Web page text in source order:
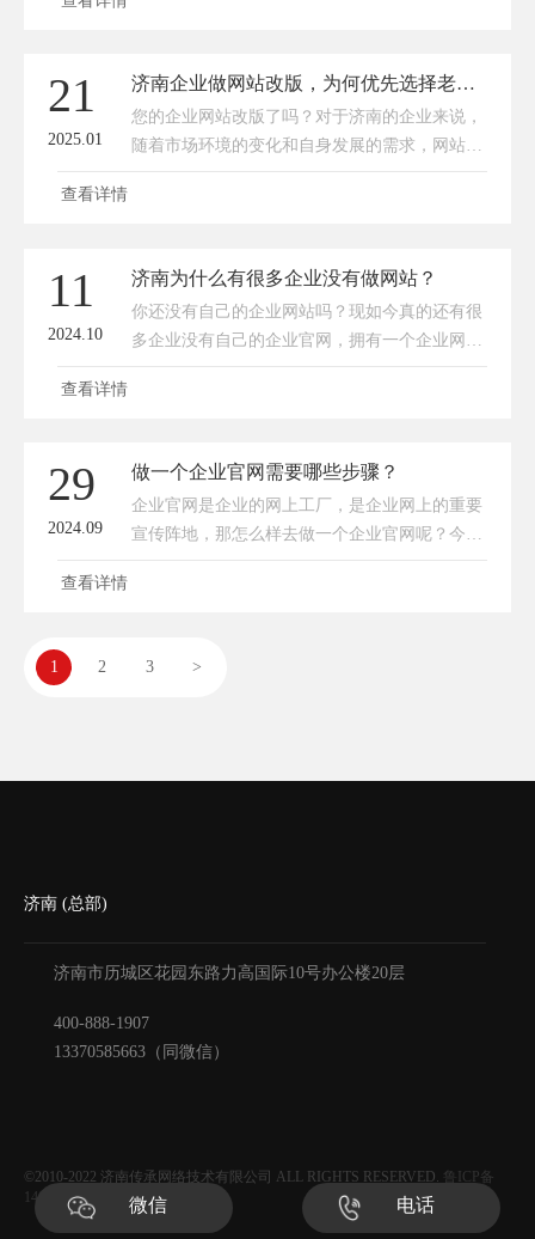
宜，实则暗藏隐患千篇一律的设计模板网站最大
的特点就是套用现成的模板，这就导致了网站在
设计上缺乏独特性。在济南，如果你选择模板网
21
2025.01
济南企业做网站改版，为何优先选择老牌建站公司？
您的企业网站改版了吗？对于济南的企业来说，
随着市场环境的变化和自身发展的需求，网站改
版成为了必然。然而，在选择建站公司进行改版
累老牌建站公司在行业中摸爬滚打多年，经手过
各类不同行业、不同规模企业的网站建设与改版
项目。他们对各种网站架构、功能需求有着深刻
查看详情
11
2024.10
济南为什么有很多企业没有做网站？
你还没有自己的企业网站吗？现如今真的还有很
多企业没有自己的企业官网，拥有一个企业网站
似乎已经成为了企业发展的标配。然而，在济南
业来说，建立和维护一个网站需要一定的成本。
包括域名注册、服务器租赁、网站设计与开发费
用等。这些前期投入对于资金有限的小企业来说
查看详情
29
2024.09
做一个企业官网需要哪些步骤？
企业官网是企业的网上工厂，是企业网上的重要
宣传阵地，那怎么样去做一个企业官网呢？今天
葱哥就和大家一起聊聊，做一个企业官网都需要
站。如果是为了在网上销售产品，那就需要一个
查看详情
1 2 3 >
济南 (总部)
济南市历城区花园东路力高国际10号办公楼20层
400-888-1907
13370585663（同微信）
©2010-2022 济南传承网络技术有限公司 ALL RIGHTS RESERVED. 鲁ICP备
14030534号-1
微信 电话